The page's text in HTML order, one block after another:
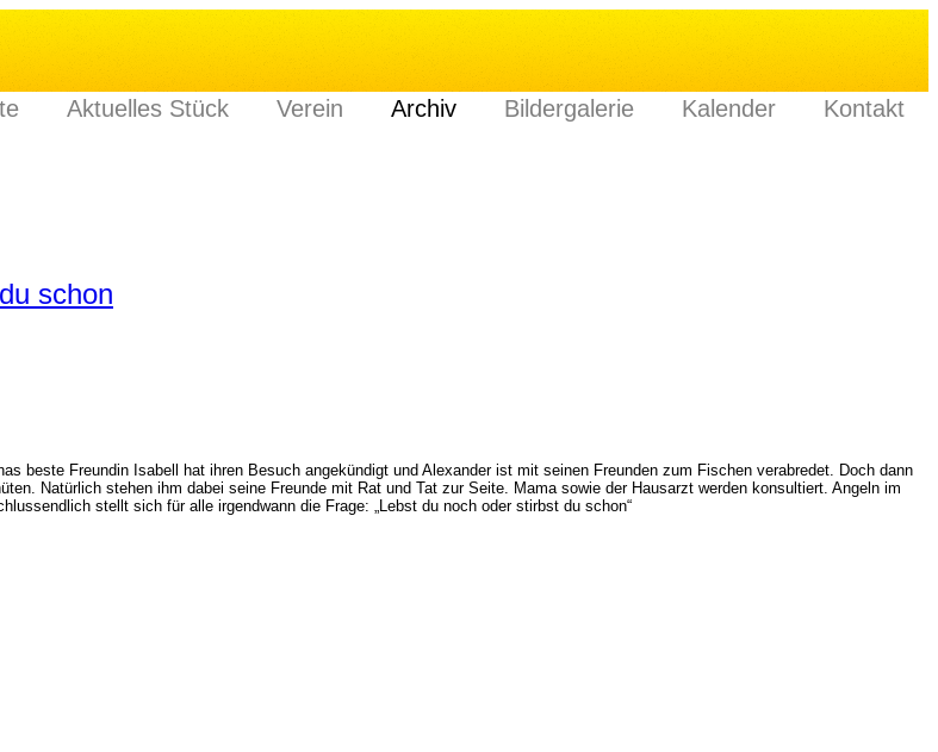
Aktuelles Stück Verein Archiv Bildergalerie Kalender Kontakt
schon
beste Freundin Isabell hat ihren Besuch angekündigt und Alexander ist mit seinen Freunden zum Fischen verabredet. Doch dann
Natürlich stehen ihm dabei seine Freunde mit Rat und Tat zur Seite. Mama sowie der Hausarzt werden konsultiert. Angeln im
stellt sich für alle irgendwann die Frage: „Lebst du noch oder stirbst du schon“